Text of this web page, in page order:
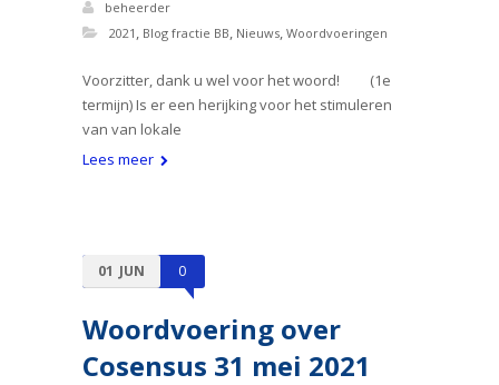
beheerder
2021 , Blog fractie BB, Nieuws, Woordvoeringen
Voorzitter, dank u wel voor het woord! (1e
termijn) Is er een herijking voor het stimuleren
van van lokale
Lees meer
01 JUN 0
Woordvoering over
Cosensus 31 mei 2021